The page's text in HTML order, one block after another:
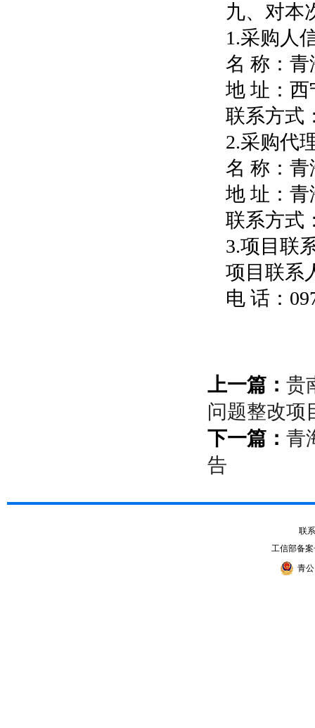
九、对本
1.采购人
名 称：
地 址：西
联系方式
2.采购代
名 称：
地 址：青
联系方式
3.项目联
项目联系
电 话：
上一篇： 贵
问题整改项
下一篇： 青
告
联
工信部备
青公